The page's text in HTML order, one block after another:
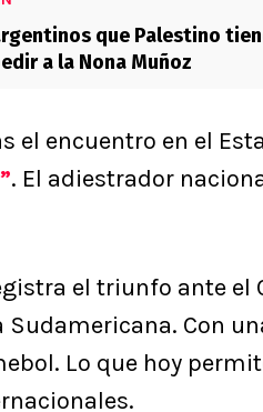
que Palestino
a la Nona Muñoz
el encuentro en el
. El adiestrador
el triunfo ante el
Sudamericana. Con
Lo que hoy